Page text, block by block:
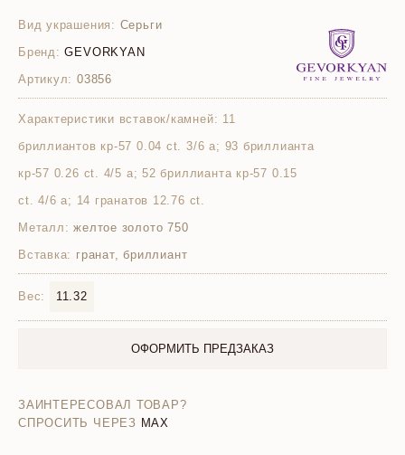
Вид украшения: Серьги
Бренд: GEVORKYAN
Артикул: 03856
Характеристики вставок/камней: 11
бриллиантов кр-57 0.04 ct. 3/6 а; 93 бриллианта
кр-57 0.26 ct. 4/5 а; 52 бриллианта кр-57 0.15
ct. 4/6 а; 14 гранатов 12.76 ct.
Металл: желтое золото 750
Вставка: гранат, бриллиант
Вес: 11.32
ОФОРМИТЬ ПРЕДЗАКАЗ
ЗАИНТЕРЕСОВАЛ ТОВАР?
СПРОСИТЬ ЧЕРЕЗ MAX